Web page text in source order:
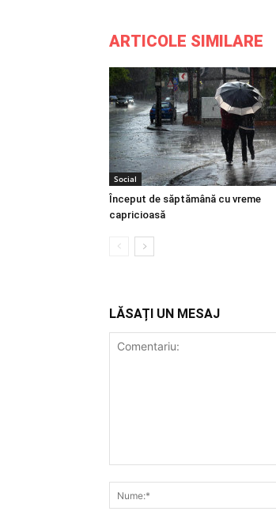
ARTICOLE SIMILARE
Social
Început de săptămână cu vreme
capricioasă
LĂSAȚI UN MESAJ